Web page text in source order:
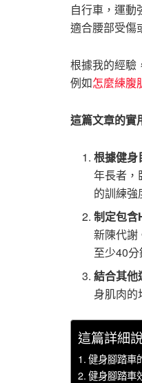
自行車，運動
適合腰部受傷
根據我的經驗
例如怎麼練腹
這篇文章的實
根據健身
年長者，
的訓練強
制定包含
新陳代謝
至少40
結合其他
身肌肉的
這篇詳細
健身腳踏車
健身腳踏車